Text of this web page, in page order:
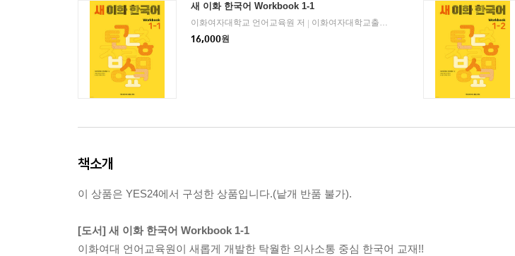
새 이화 한국어 Workbook 1-1
이화여자대학교 언어교육원 저 이화여자대학교출판문화원
2024년 06월 01일
16,000원
책소개
이 상품은 YES24에서 구성한 상품입니다.(낱개 반품 불가).
[도서] 새 이화 한국어 Workbook 1-1
이화여대 언어교육원이 새롭게 개발한 탁월한 의사소통 중심 한국어 교재!!